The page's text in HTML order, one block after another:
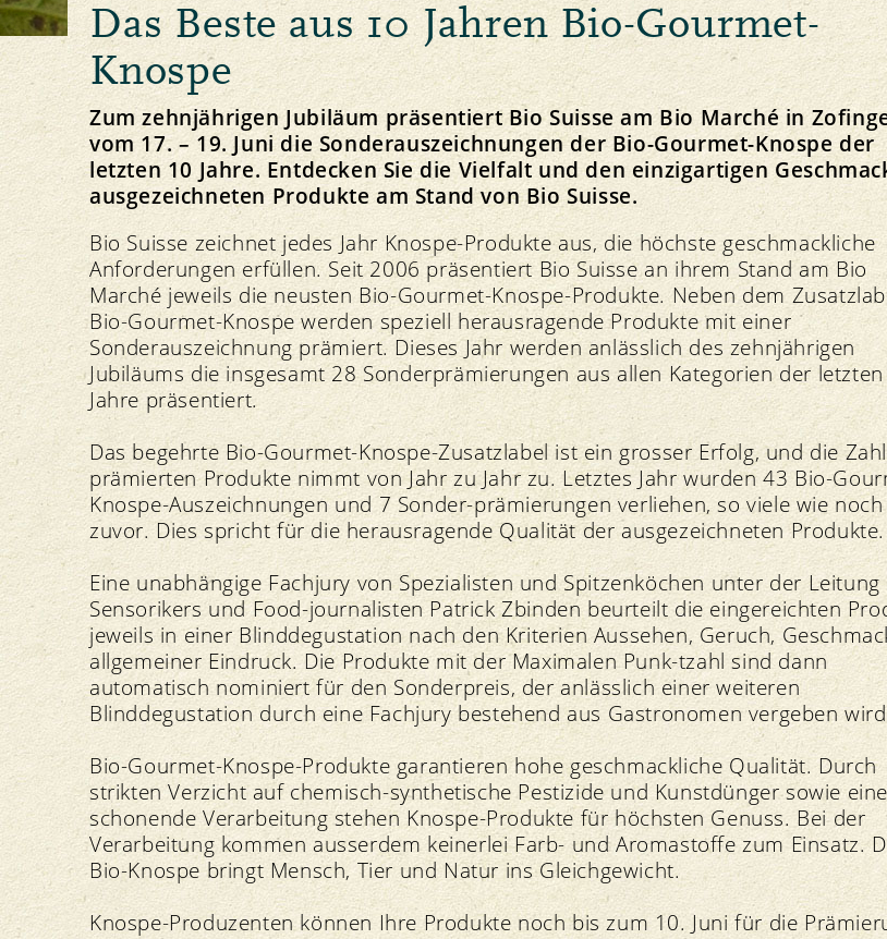
Principio della Gemma
Il nostro marchio
Salute degli animali
Protezione delle risorse
Suolo
Piante
Acqua
Clima
Equità
Mercato
Prezzi
Allevamento degli animali e foraggiamento
Importazione
Politica
Linee direttive e visione
Strategia
Media
Comunicati stampa
Download di foto
Download del logo
Contatto
Offerte di lavoro
Organo di mediazione
Ricette Gemma Manifestazioni
Mercati regionali
Bio-Simposio
Das Beste aus 10 Jahren Bio-Gourmet-
Knospe
Zum zehnjährigen Jubiläum präsentiert Bio Suisse am Bio Marché in
vom 17. – 19. Juni die Sonderauszeichnungen der Bio-Gourmet-Knospe der
letzten 10 Jahre. Entdecken Sie die Vielfalt und den einzigartigen
ausgezeichneten Produkte am Stand von Bio Suisse.
Bio Suisse zeichnet jedes Jahr Knospe-Produkte aus, die höchste geschmackliche
Anforderungen erfüllen. Seit 2006 präsentiert Bio Suisse an ihrem Stand am Bio
Marché jeweils die neusten Bio-Gourmet-Knospe-Produkte. Neben dem
Bio-Gourmet-Knospe werden speziell herausragende Produkte mit einer
Sonderauszeichnung prämiert. Dieses Jahr werden anlässlich des zehnjährigen
Jubiläums die insgesamt 28 Sonderprämierungen aus allen Kategorien der
Jahre präsentiert.
Das begehrte Bio-Gourmet-Knospe-Zusatzlabel ist ein grosser Erfolg, und die
prämierten Produkte nimmt von Jahr zu Jahr zu. Letztes Jahr wurden 43 Bio-
Knospe-Auszeichnungen und 7 Sonder-prämierungen verliehen, so viele wie
zuvor. Dies spricht für die herausragende Qualität der ausgezeichneten Produkte.
Eine unabhängige Fachjury von Spezialisten und Spitzenköchen unter der Leitung
Sensorikers und Food-journalisten Patrick Zbinden beurteilt die eingereichten
jeweils in einer Blinddegustation nach den Kriterien Aussehen, Geruch,
allgemeiner Eindruck. Die Produkte mit der Maximalen Punk-tzahl sind dann
automatisch nominiert für den Sonderpreis, der anlässlich einer weiteren
Blinddegustation durch eine Fachjury bestehend aus Gastronomen vergeben
Bio-Gourmet-Knospe-Produkte garantieren hohe geschmackliche Qualität. Durch
strikten Verzicht auf chemisch-synthetische Pestizide und Kunstdünger sowie eine
schonende Verarbeitung stehen Knospe-Produkte für höchsten Genuss. Bei der
Verarbeitung kommen ausserdem keinerlei Farb- und Aromastoffe zum Einsatz.
Bio-Knospe bringt Mensch, Tier und Natur ins Gleichgewicht.
Knospe-Produzenten können Ihre Produkte noch bis zum 10. Juni für die